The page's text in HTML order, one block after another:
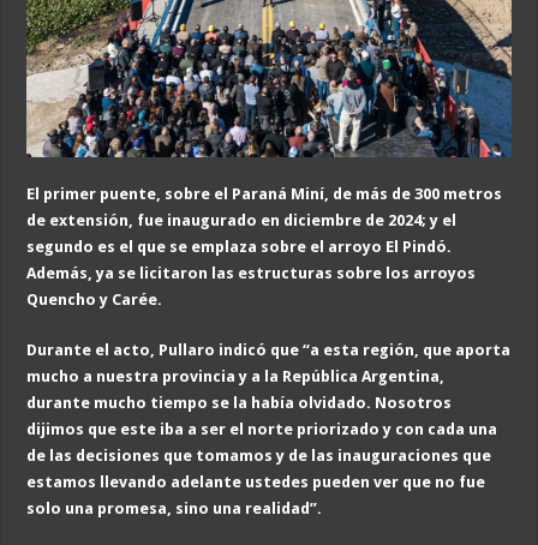
El primer puente, sobre el Paraná Miní, de más de 300 metros
de extensión, fue inaugurado en diciembre de 2024; y el
segundo es el que se emplaza sobre el arroyo El Pindó.
Además, ya se licitaron las estructuras sobre los arroyos
Quencho y Carée.
Durante el acto, Pullaro indicó que “a esta región, que aporta
mucho a nuestra provincia y a la República Argentina,
durante mucho tiempo se la había olvidado. Nosotros
dijimos que este iba a ser el norte priorizado y con cada una
de las decisiones que tomamos y de las inauguraciones que
estamos llevando adelante ustedes pueden ver que no fue
solo una promesa, sino una realidad”.